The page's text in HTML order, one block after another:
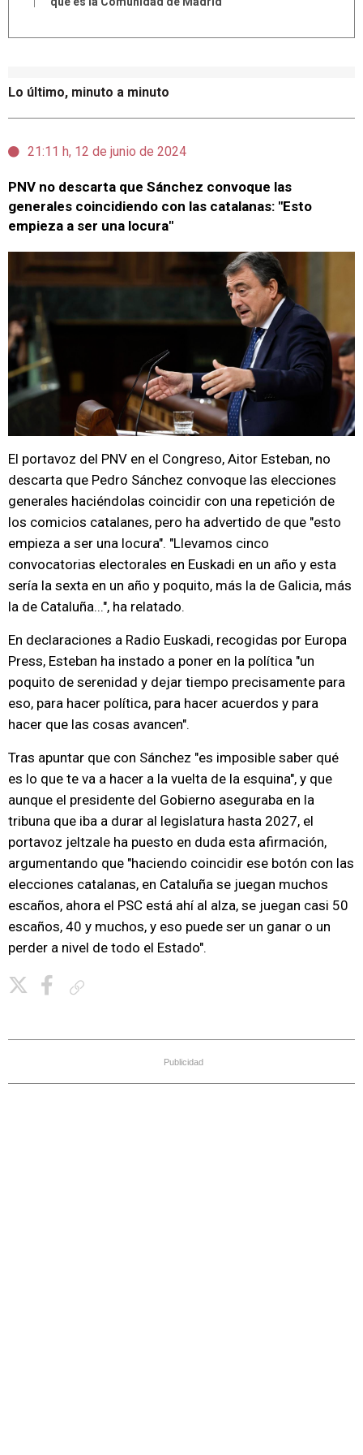
Lo último, minuto a minuto
21:11 h, 12 de junio de 2024
PNV no descarta que Sánchez convoque las
generales coincidiendo con las catalanas: "Esto
empieza a ser una locura"
El portavoz del PNV en el Congreso, Aitor Esteban, no
descarta que Pedro Sánchez convoque las elecciones
generales haciéndolas coincidir con una repetición de
los comicios catalanes, pero ha advertido de que "esto
empieza a ser una locura". "Llevamos cinco
convocatorias electorales en Euskadi en un año y esta
sería la sexta en un año y poquito, más la de Galicia, más
la de Cataluña...", ha relatado.
En declaraciones a Radio Euskadi, recogidas por Europa
Press, Esteban ha instado a poner en la política "un
poquito de serenidad y dejar tiempo precisamente para
eso, para hacer política, para hacer acuerdos y para
hacer que las cosas avancen".
Tras apuntar que con Sánchez "es imposible saber qué
es lo que te va a hacer a la vuelta de la esquina", y que
aunque el presidente del Gobierno aseguraba en la
tribuna que iba a durar al legislatura hasta 2027, el
portavoz jeltzale ha puesto en duda esta afirmación,
argumentando que "haciendo coincidir ese botón con las
elecciones catalanas, en Cataluña se juegan muchos
escaños, ahora el PSC está ahí al alza, se juegan casi 50
escaños, 40 y muchos, y eso puede ser un ganar o un
perder a nivel de todo el Estado".
Publicidad